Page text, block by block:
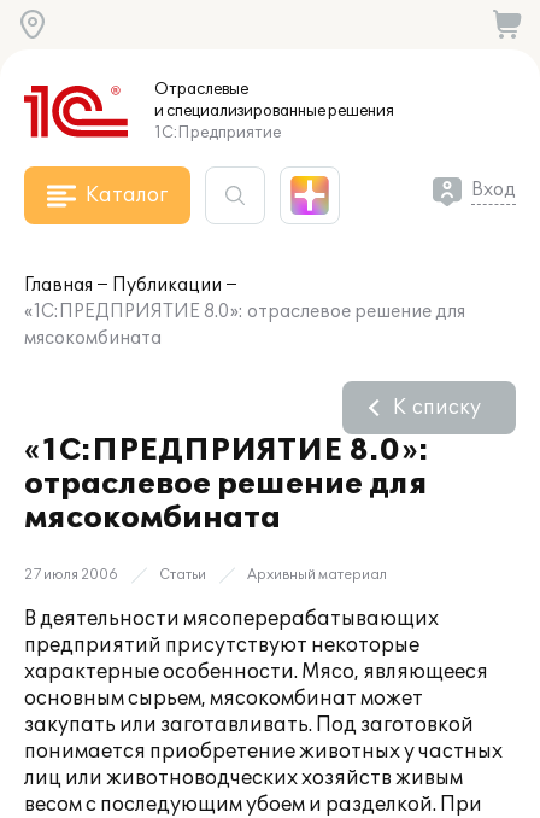
Отраслевые
и специализированныерешения
1С:Предприятие
Каталог Вход
Главная
Публикации
«1С:ПРЕДПРИЯТИЕ 8.0»: отраслевое решение для
мясокомбината
«1С:ПРЕДПРИЯТИЕ 8.0»:
отраслевое решение для
мясокомбината
К списку
27 июля 2006 Статьи Архивный материал
В деятельности мясоперерабатывающих
предприятий присутствуют некоторые
характерные особенности. Мясо, являющееся
основным сырьем, мясокомбинат может
закупать или заготавливать. Под заготовкой
понимается приобретение животных у частных
лиц или животноводческих хозяйств живым
весом с последующим убоем и разделкой. При